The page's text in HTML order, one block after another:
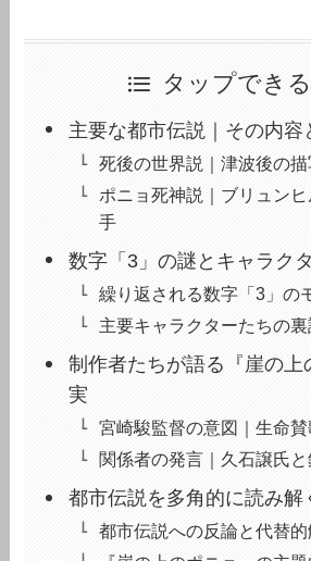
タップでき
主要な都市伝説｜その内容
死後の世界説｜津波後の
ポニョ死神説｜ブリュン
手
数字「3」の謎とキャラク
繰り返される数字「3」の
主要キャラクターたちの裏
制作者たちが語る『崖の上
実
宮崎駿監督の意図｜生命
関係者の発言｜久石譲氏
都市伝説を多角的に読み解
都市伝説への反論と代替的